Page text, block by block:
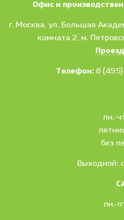
Офис и
г. Москва, ул. Большая
комната 2, м.
Телефон: 8
пн.-
без
Выходной:
пн.-